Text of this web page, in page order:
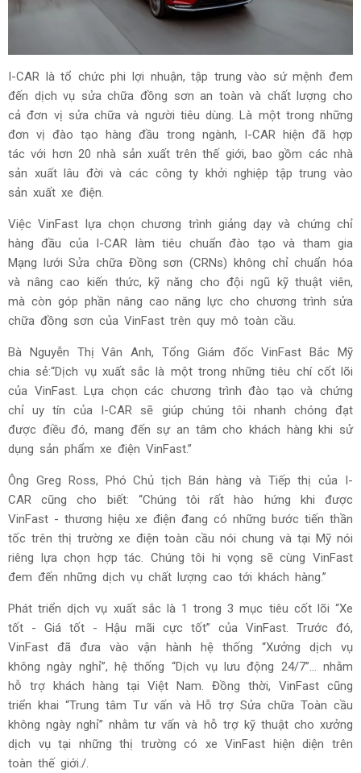
I-CAR là tổ chức phi lợi nhuận, tập trung vào sứ mệnh đem
đến dịch vụ sửa chữa đồng sơn an toàn và chất lượng cho
cả đơn vị sửa chữa và người tiêu dùng. Là một trong những
đơn vị đào tạo hàng đầu trong ngành, I-CAR hiện đã hợp
tác với hơn 20 nhà sản xuất trên thế giới, bao gồm các nhà
sản xuất lâu đời và các công ty khởi nghiệp tập trung vào
sản xuất xe điện.
Việc VinFast lựa chọn chương trình giảng dạy và chứng chỉ
hàng đầu của I-CAR làm tiêu chuẩn đào tạo và tham gia
Mạng lưới Sửa chữa Đồng sơn (CRNs) không chỉ chuẩn hóa
và nâng cao kiến thức, kỹ năng cho đội ngũ kỹ thuật viên,
mà còn góp phần nâng cao năng lực cho chương trình sửa
chữa đồng sơn của VinFast trên quy mô toàn cầu.
Bà Nguyễn Thị Vân Anh, Tổng Giám đốc VinFast Bắc Mỹ
chia sẻ:“Dịch vụ xuất sắc là một trong những tiêu chí cốt lõi
của VinFast. Lựa chọn các chương trình đào tạo và chứng
chỉ uy tín của I-CAR sẽ giúp chúng tôi nhanh chóng đạt
được điều đó, mang đến sự an tâm cho khách hàng khi sử
dụng sản phẩm xe điện VinFast.”
Ông Greg Ross, Phó Chủ tịch Bán hàng và Tiếp thị của I-
CAR cũng cho biết: “Chúng tôi rất hào hứng khi được
VinFast - thương hiệu xe điện đang có những bước tiến thần
tốc trên thị trường xe điện toàn cầu nói chung và tại Mỹ nói
riêng lựa chọn hợp tác. Chúng tôi hi vọng sẽ cùng VinFast
đem đến những dịch vụ chất lượng cao tới khách hàng.”
Phát triển dịch vụ xuất sắc là 1 trong 3 mục tiêu cốt lõi “Xe
tốt - Giá tốt - Hậu mãi cực tốt” của VinFast. Trước đó,
VinFast đã đưa vào vận hành hệ thống “Xưởng dịch vụ
không ngày nghỉ”, hệ thống “Dịch vụ lưu động 24/7”… nhằm
hỗ trợ khách hàng tại Việt Nam. Đồng thời, VinFast cũng
triển khai “Trung tâm Tư vấn và Hỗ trợ Sửa chữa Toàn cầu
không ngày nghỉ” nhằm tư vấn và hỗ trợ kỹ thuật cho xưởng
dịch vụ tại những thị trường có xe VinFast hiện diện trên
toàn thế giới./.